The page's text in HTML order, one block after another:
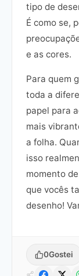
tipo de
É como se,
e as cores.
Para quem
toda a
papel para
mais
a folha.
isso
momento
que vocês
desenho!
0Gostei